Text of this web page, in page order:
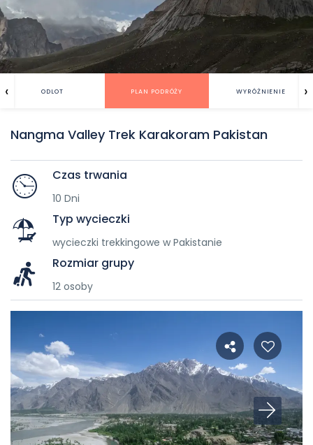
ODLOT PLAN PODRÓŻY WYRÓŻNIENIE
‹ ›
Nangma Valley Trek Karakoram Pakistan
Czas trwania
10 Dni
Typ wycieczki
wycieczki trekkingowe w Pakistanie
Rozmiar grupy
12 osoby